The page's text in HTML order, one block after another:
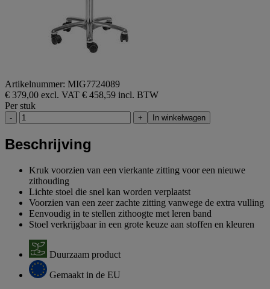
Artikelnummer: MIG7724089
€ 379,00 excl. VAT € 458,59 incl. BTW
Per stuk
- + In winkelwagen
Beschrijving
Kruk voorzien van een vierkante zitting voor een nieuwe
zithouding
Lichte stoel die snel kan worden verplaatst
Voorzien van een zeer zachte zitting vanwege de extra vulling
Eenvoudig in te stellen zithoogte met leren band
Stoel verkrijgbaar in een grote keuze aan stoffen en kleuren
Duurzaam product
Gemaakt in de EU